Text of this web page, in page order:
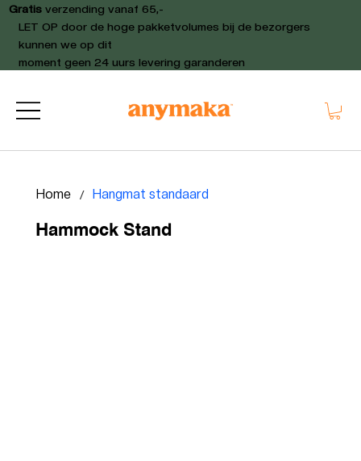
Gratis verzending vanaf 65,-
LET OP door de hoge pakketvolumes bij de bezorgers
kunnen we op dit
moment geen 24 uurs levering garanderen
Home / Hangmat standaard
Hammock Stand